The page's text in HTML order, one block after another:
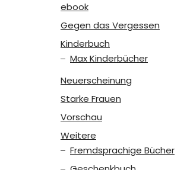
ebook
Gegen das Vergessen
Kinderbuch
Max Kinderbücher
Neuerscheinung
Starke Frauen
Vorschau
Weitere
Fremdsprachige Bücher